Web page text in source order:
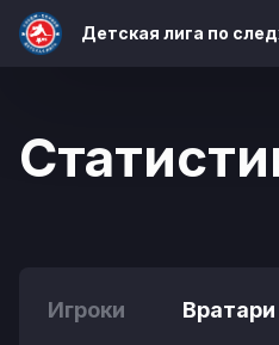
Детская лига по
Игроки Вратари